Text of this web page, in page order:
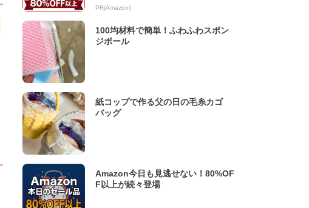
PR(Amazon)
100均材料で簡単！ふわふわスポン
ジボール
紙コップで作る父の日の毛糸カゴ
バッグ
Amazon今日も見逃せない！80%OF
F以上が続々登場